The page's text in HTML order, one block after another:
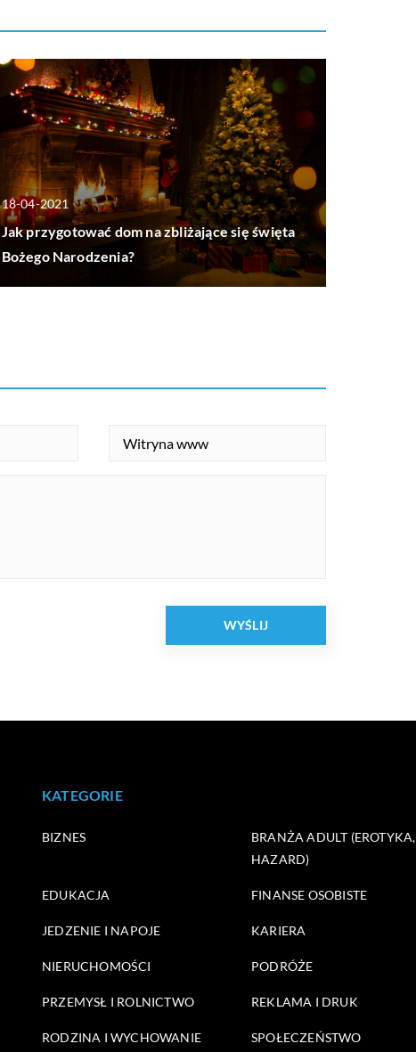
18-04-2021
Jak przygotować dom na zbliżające się święta
Bożego Narodzenia?
KATEGORIE
BIZNES
BRANŻA ADULT (EROTYKA,
HAZARD)
EDUKACJA FINANSE OSOBISTE
JEDZENIE I NAPOJE KARIERA
NIERUCHOMOŚCI PODRÓŻE
PRZEMYSŁ I ROLNICTWO REKLAMA I DRUK
RODZINA I WYCHOWANIE
SPOŁECZEŃSTWO